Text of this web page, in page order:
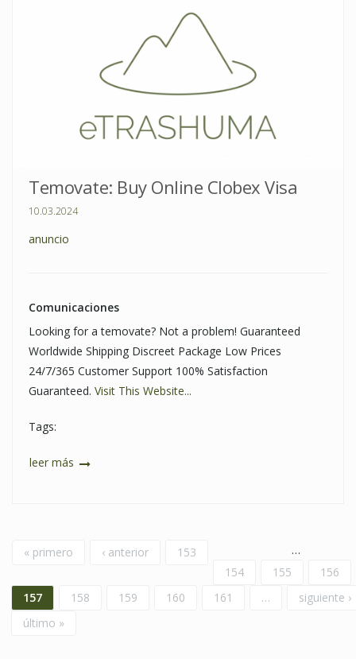
Temovate: Buy Online Clobex Visa
10.03.2024
anuncio
Comunicaciones
Looking for a temovate? Not a problem! Guaranteed
Worldwide Shipping Discreet Package Low Prices
24/7/365 Customer Support 100% Satisfaction
Guaranteed. Visit This Website...
Tags:
leer más
Páginas
« primero ‹ anterior …
153
154
155
156
157
158 159 160 161 …
siguiente ›
último »